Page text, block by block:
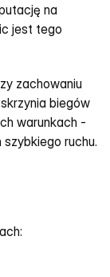
na
jest tego
zachowaniu
biegów
warunkach -
ruchu.